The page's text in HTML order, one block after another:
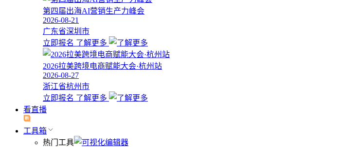
第四届出海AI营销生产力峰会
2026-08-21
广东省深圳市
立即报名 了解更多
2026拉美跨境电商赋能大会·杭州站
2026-08-27
浙江省杭州市
立即报名 了解更多
看直播
工具箱
热门工具